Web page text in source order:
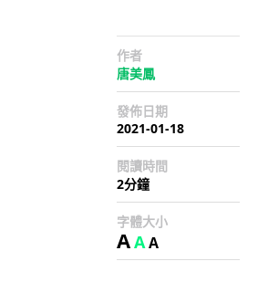
作者
唐美鳳
發佈日期
2021-01-18
閱讀時間
2分鐘
字體大小
AAA